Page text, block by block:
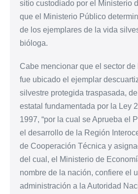
sitio custodiado por el Ministerio
que el Ministerio Público
de los ejemplares de la vida
bióloga.
Cabe mencionar que el sector
fue ubicado el ejemplar
silvestre protegida traspasada,
estatal fundamentada por la Ley
1997, “por la cual se Aprueba el
el desarrollo de la Región
de Cooperación Técnica y
del cual, el Ministerio de
nombre de la nación, confiere el
administración a la Autoridad